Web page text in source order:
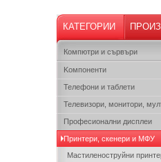
КАТЕГОРИИ
Компютри и сървъри
Kомпоненти
Телефони и таблети
Телевизори, монитори,
Професионални дисплеи
Принтери, скенери и МФУ
Мастиленоструйни